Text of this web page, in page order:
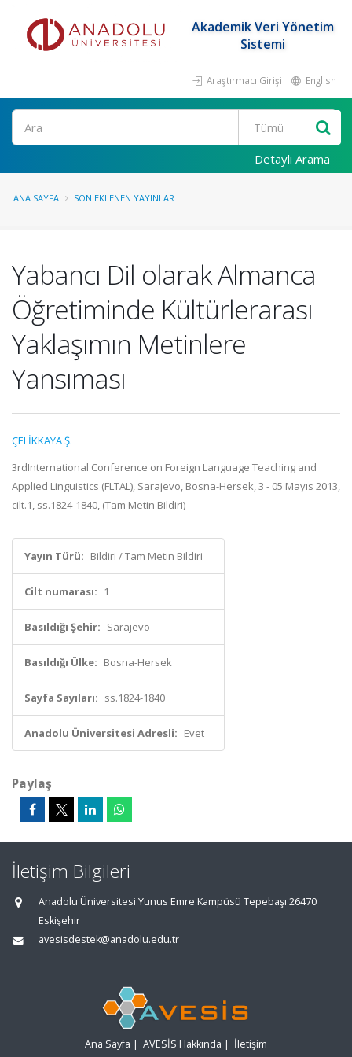
Akademik Veri Yönetim
Sistemi
Araştırmacı Girişi English
Ara
Detaylı Arama
ANA SAYFA SON EKLENEN YAYINLAR
Yabancı Dil olarak Almanca
Öğretiminde Kültürlerarası
Yaklaşımın Metinlere
Yansıması
ÇELİKKAYA Ş.
3rdInternational Conference on Foreign Language Teaching and
Applied Linguistics (FLTAL), Sarajevo, Bosna-Hersek, 3 - 05 Mayıs 2013,
cilt.1, ss.1824-1840, (Tam Metin Bildiri)
Yayın Türü: Bildiri / Tam Metin Bildiri
Cilt numarası: 1
Basıldığı Şehir: Sarajevo
Basıldığı Ülke: Bosna-Hersek
Sayfa Sayıları: ss.1824-1840
Anadolu Üniversitesi Adresli: Evet
Paylaş
İletişim Bilgileri
Anadolu Üniversitesi Yunus Emre Kampüsü Tepebaşı 26470
Eskişehir
avesisdestek@anadolu.edu.tr
Ana Sayfa | AVESİS Hakkında | İletişim